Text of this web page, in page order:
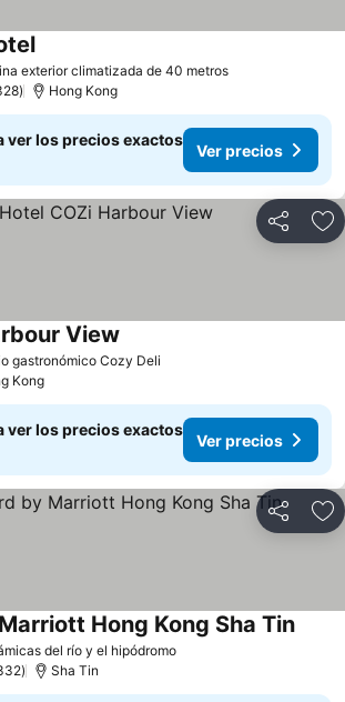
exterior climatizada de 40 metros
Hong Kong
ver los precios exactos
Ver precios
Compartir
gastronómico Cozy Deli
View
Kong
ver los precios exactos
Ver precios
Compartir
del río y el hipódromo
Hong Kong Sha Tin
Sha Tin